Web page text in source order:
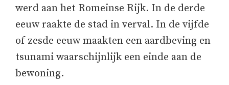
werd aan het Romeinse Rijk. In de derde
eeuw raakte de stad in verval. In de vijfde
of zesde eeuw maakten een aardbeving en
tsunami waarschijnlijk een einde aan de
bewoning.